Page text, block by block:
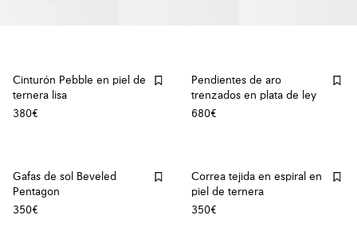
Cinturón Pebble en piel de
ternera lisa
380€
Pendientes de aro
trenzados en plata de ley
680€
Gafas de sol Beveled
Pentagon
350€
Correa tejida en espiral en
piel de ternera
350€